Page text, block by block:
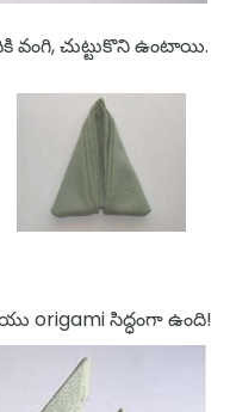
వంగి, చుట్టుకొని ఉంటాయి.
origami సిద్ధంగా ఉంది!